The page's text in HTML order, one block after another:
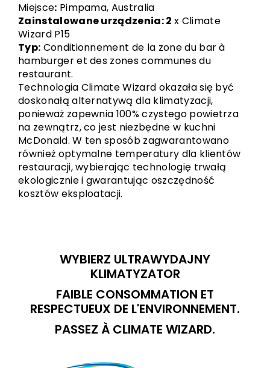
Miejsce: Pimpama, Australia
Zainstalowane urządzenia: 2 x Climate
Wizard P15
Typ: Conditionnement de la zone du bar à
hamburger et des zones communes du
restaurant.
Technologia Climate Wizard okazała się być
doskonałą alternatywą dla klimatyzacji,
ponieważ zapewnia 100% czystego powietrza
na zewnątrz, co jest niezbędne w kuchni
McDonald. W ten sposób zagwarantowano
również optymalne temperatury dla klientów
restauracji, wybierając technologię trwałą
ekologicznie i gwarantując oszczędność
kosztów eksploatacji.
WYBIERZ ULTRAWYDAJNY
KLIMATYZATOR
FAIBLE CONSOMMATION ET
RESPECTUEUX DE L'ENVIRONNEMENT.
PASSEZ À CLIMATE WIZARD.